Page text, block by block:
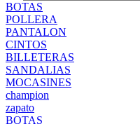
BOTAS
POLLERA
PANTALON
CINTOS
BILLETERAS
SANDALIAS
MOCASINES
champion
zapato
BOTAS